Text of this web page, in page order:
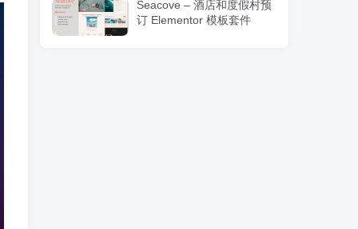
Seacove – 酒店和度假村预
订 Elementor 模板套件